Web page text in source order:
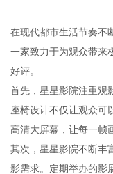
在现代都市生活节奏不
一家致力于为观众带来
好评。
首先，星星影院注重观
座椅设计不仅让观众可
高清大屏幕，让每一帧
其次，星星影院不断丰
影需求。定期举办的影